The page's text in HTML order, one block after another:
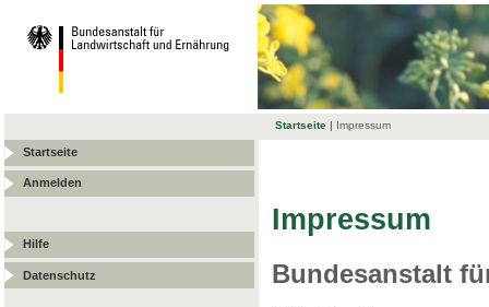
Startseite | Impressum
Startseite
Anmelden
Hilfe
Datenschutz
Impressum
Bundesanstalt